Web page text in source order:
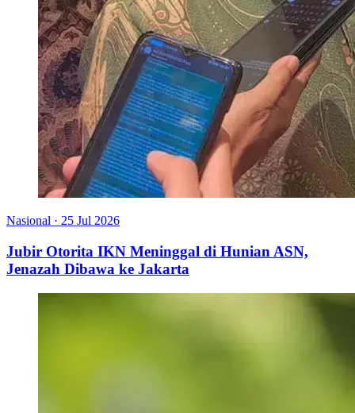
Nasional · 25 Jul 2026
Jubir Otorita IKN Meninggal di Hunian ASN,
Jenazah Dibawa ke Jakarta